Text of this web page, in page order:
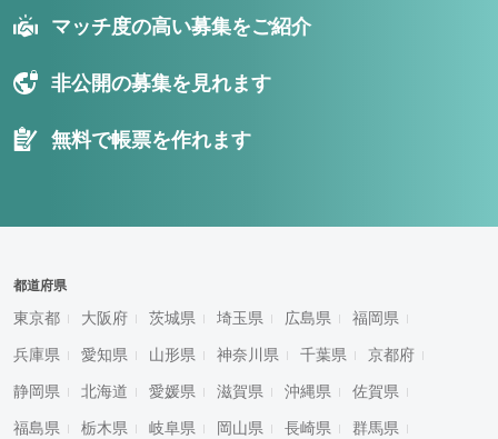
マッチ度の高い募集をご紹介
非公開の募集を見れます
無料で帳票を作れます
都道府県
東京都 大阪府 茨城県 埼玉県 広島県 福岡県
兵庫県 愛知県 山形県 神奈川県 千葉県 京都府
静岡県 北海道 愛媛県 滋賀県 沖縄県 佐賀県
福島県 栃木県 岐阜県 岡山県 長崎県 群馬県